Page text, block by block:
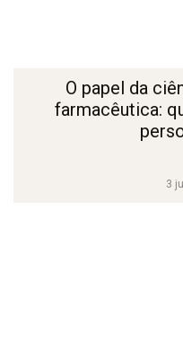
3
O papel da
farmacêutica: